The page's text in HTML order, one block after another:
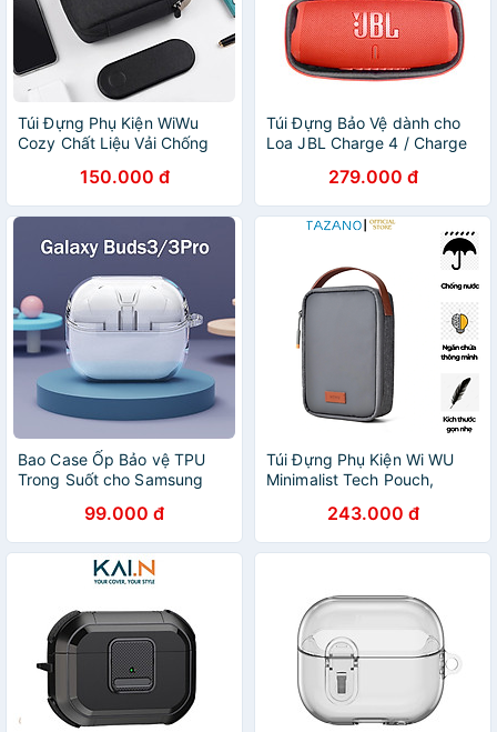
Túi Đựng Phụ Kiện WiWu
Cozy Chất Liệu Vải Chống
150.000 đ
Túi Đựng Bảo Vệ dành cho
Loa JBL Charge 4 / Charge
Hàng Chính Hãng
279.000 đ
Bao Case Ốp Bảo vệ TPU
Trong Suốt cho Samsung
Buds 3 FE - Hàng Chính
Hãng
99.000 đ
Túi Đựng Phụ Kiện Wi WU
Minimalist Tech Pouch,
243.000 đ